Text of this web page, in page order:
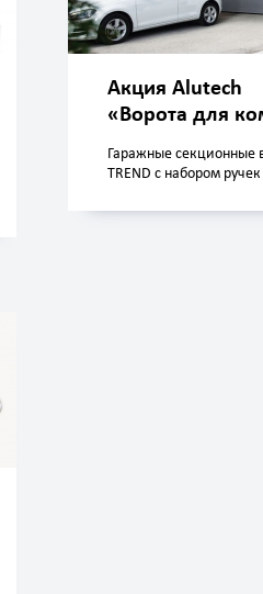
Акция Alutech
«Ворота для
Гаражные секционные
TREND с набором